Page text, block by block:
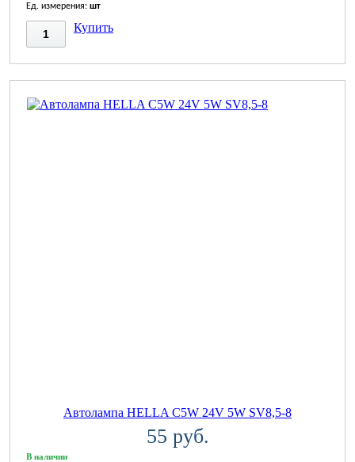
Ед. измерения: шт
Купить
Автолампа HELLA C5W 24V 5W SV8,5-8
55 руб.
В наличии